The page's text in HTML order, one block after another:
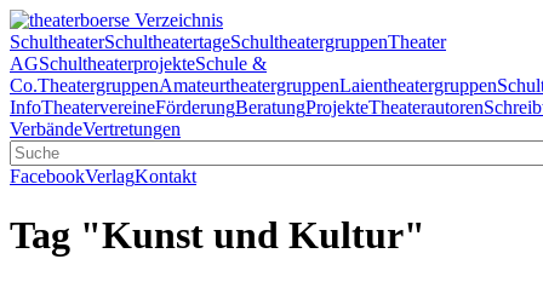
SchultheaterSchultheatertageSchultheatergruppenTheater
AGSchultheaterprojekteSchule &
Co.TheatergruppenAmateurtheatergruppenLaientheatergruppen
InfoTheatervereineFörderungBeratungProjekteTheaterautoren
VerbändeVertretungen
FacebookVerlagKontakt
Tag "Kunst und Kultur"